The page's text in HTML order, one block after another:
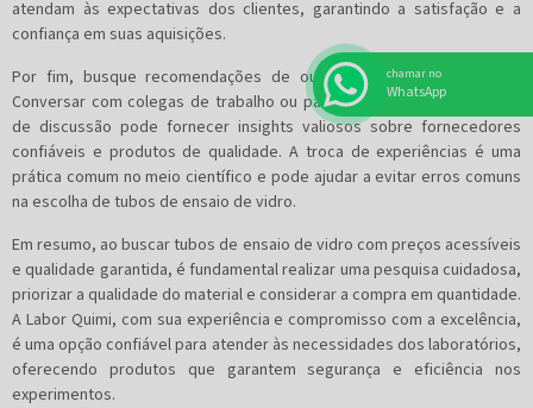
atendam às expectativas dos clientes, garantindo a satisfação e a
confiança em suas aquisições.
Por fim, busque recomendações de outros profissionais da área.
Conversar com colegas de trabalho ou participar de fóruns e grupos
de discussão pode fornecer insights valiosos sobre fornecedores
confiáveis e produtos de qualidade. A troca de experiências é uma
prática comum no meio científico e pode ajudar a evitar erros comuns
na escolha de tubos de ensaio de vidro.
Em resumo, ao buscar tubos de ensaio de vidro com preços acessíveis
e qualidade garantida, é fundamental realizar uma pesquisa cuidadosa,
priorizar a qualidade do material e considerar a compra em quantidade.
A Labor Quimi, com sua experiência e compromisso com a excelência,
é uma opção confiável para atender às necessidades dos laboratórios,
oferecendo produtos que garantem segurança e eficiência nos
experimentos.
chamar no
WhatsApp